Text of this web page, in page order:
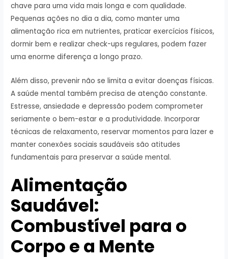
chave para uma vida mais longa e com qualidade.
Pequenas ações no dia a dia, como manter uma
alimentação rica em nutrientes, praticar exercícios físicos,
dormir bem e realizar check-ups regulares, podem fazer
uma enorme diferença a longo prazo.
Além disso, prevenir não se limita a evitar doenças físicas.
A saúde mental também precisa de atenção constante.
Estresse, ansiedade e depressão podem comprometer
seriamente o bem-estar e a produtividade. Incorporar
técnicas de relaxamento, reservar momentos para lazer e
manter conexões sociais saudáveis são atitudes
fundamentais para preservar a saúde mental.
Alimentação
Saudável:
Combustível para o
Corpo e a Mente